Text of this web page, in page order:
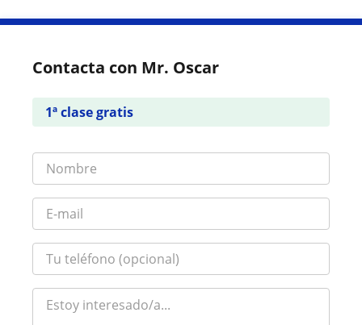
Contacta con Mr. Oscar
1ª clase gratis